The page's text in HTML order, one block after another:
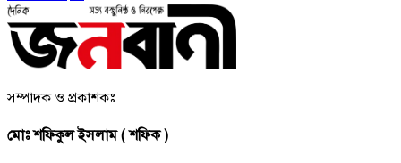
সম্পাদক ও প্রকাশকঃ
মোঃ শফিকুল ইসলাম ( শফিক )